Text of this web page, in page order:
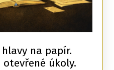
na papír.
úkoly.